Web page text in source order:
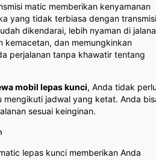
matic memberikan kenyamanan
yang tidak terbiasa dengan transmisi
dikendarai, lebih nyaman di
kemacetan, dan memungkinkan
perjalanan tanpa khawatir tentang
mobil lepas kunci, Anda tidak
jadwal yang ketat. Anda
sesuai keinginan.
lepas kunci memberikan Anda